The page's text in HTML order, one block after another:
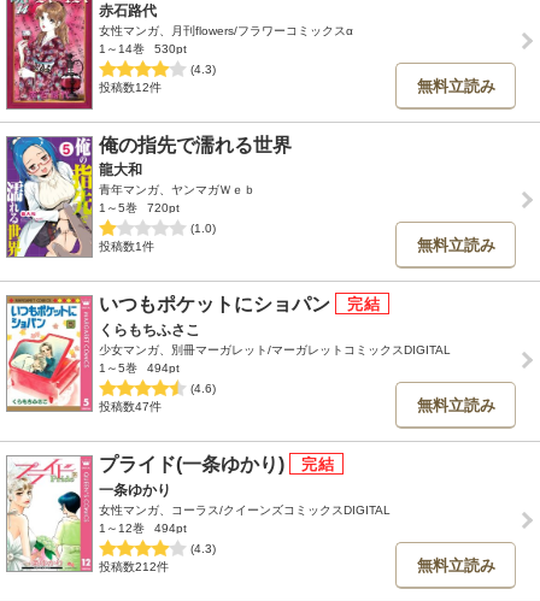
赤石路代
女性マンガ、月刊flowers/フラワーコミックスα
1～14巻
530pt
(4.3)
投稿数12件
無料立読み
俺の指先で濡れる世界
龍大和
青年マンガ、ヤンマガＷｅｂ
1～5巻
720pt
(1.0)
投稿数1件
無料立読み
いつもポケットにショパン
くらもちふさこ
少女マンガ、別冊マーガレット/マーガレットコミックスDIGITAL
1～5巻
494pt
(4.6)
投稿数47件
無料立読み
プライド(一条ゆかり)
一条ゆかり
女性マンガ、コーラス/クイーンズコミックスDIGITAL
1～12巻
494pt
(4.3)
投稿数212件
無料立読み